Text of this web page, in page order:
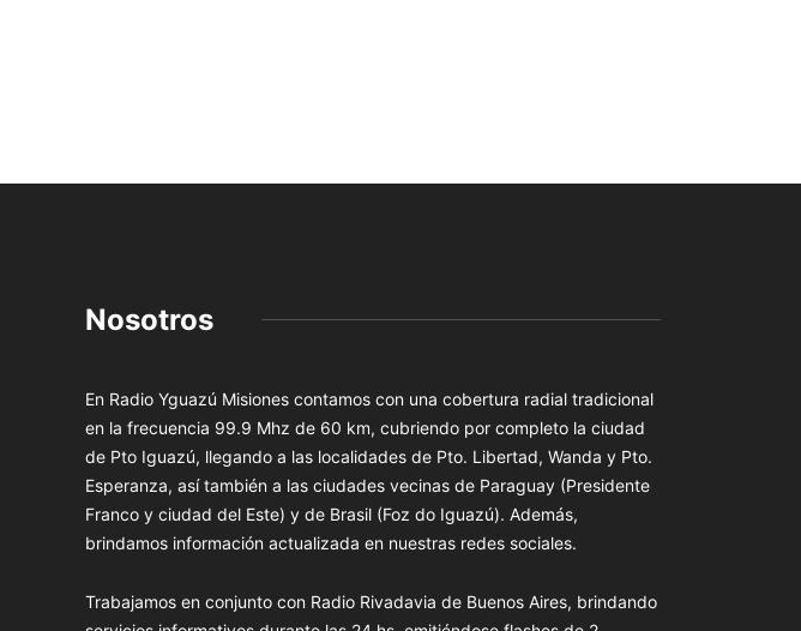
Nosotros
En Radio Yguazú Misiones contamos con una cobertura radial tradicional
en la frecuencia 99.9 Mhz de 60 km, cubriendo por completo la ciudad
de Pto Iguazú, llegando a las localidades de Pto. Libertad, Wanda y Pto.
Esperanza, así también a las ciudades vecinas de Paraguay (Presidente
Franco y ciudad del Este) y de Brasil (Foz do Iguazú). Además,
brindamos información actualizada en nuestras redes sociales.
Trabajamos en conjunto con Radio Rivadavia de Buenos Aires, brindando